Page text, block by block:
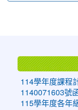
114學年度課程
1140071603號
115學年度各年